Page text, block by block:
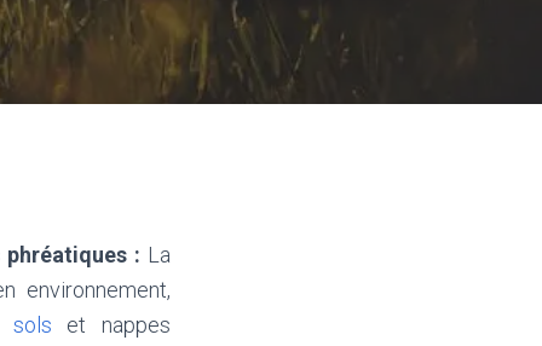
: La
environnement,
sols et nappes